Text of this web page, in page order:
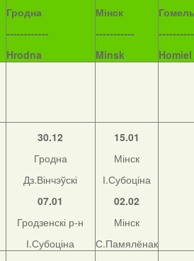
Гродна
------------
Hrodna
Мінск
-----------
Minsk
Homiel
30.12
Гродна
Дз.Вінчэўскі
07.01
Гродзенскі р-н
І.Субоціна
15.01
Мінск
І.Субоціна
02.02
Мінск
С.Памялёнак